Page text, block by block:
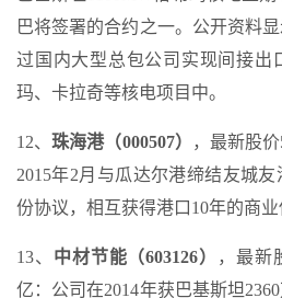
巴将签署的合约之一。公开资料
过国内大型总包公司实现间接出
玛、卡拉奇等核电项目中。
12、珠海港（000507）
，最新股价
2015年2月与瓜达尔港缔结友城
份协议，相互获得港口10年的商业
13、 中材节能（603126）
，最新
亿：公司在2014年获巴基斯坦